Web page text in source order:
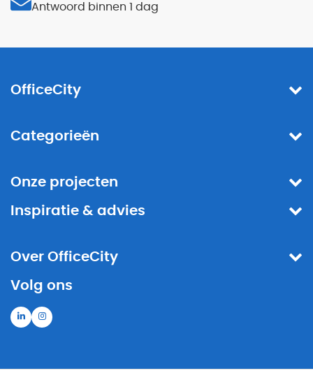
Antwoord binnen 1 dag
OfficeCity
Categorieën
Onze projecten
Inspiratie & advies
Over OfficeCity
Volg ons